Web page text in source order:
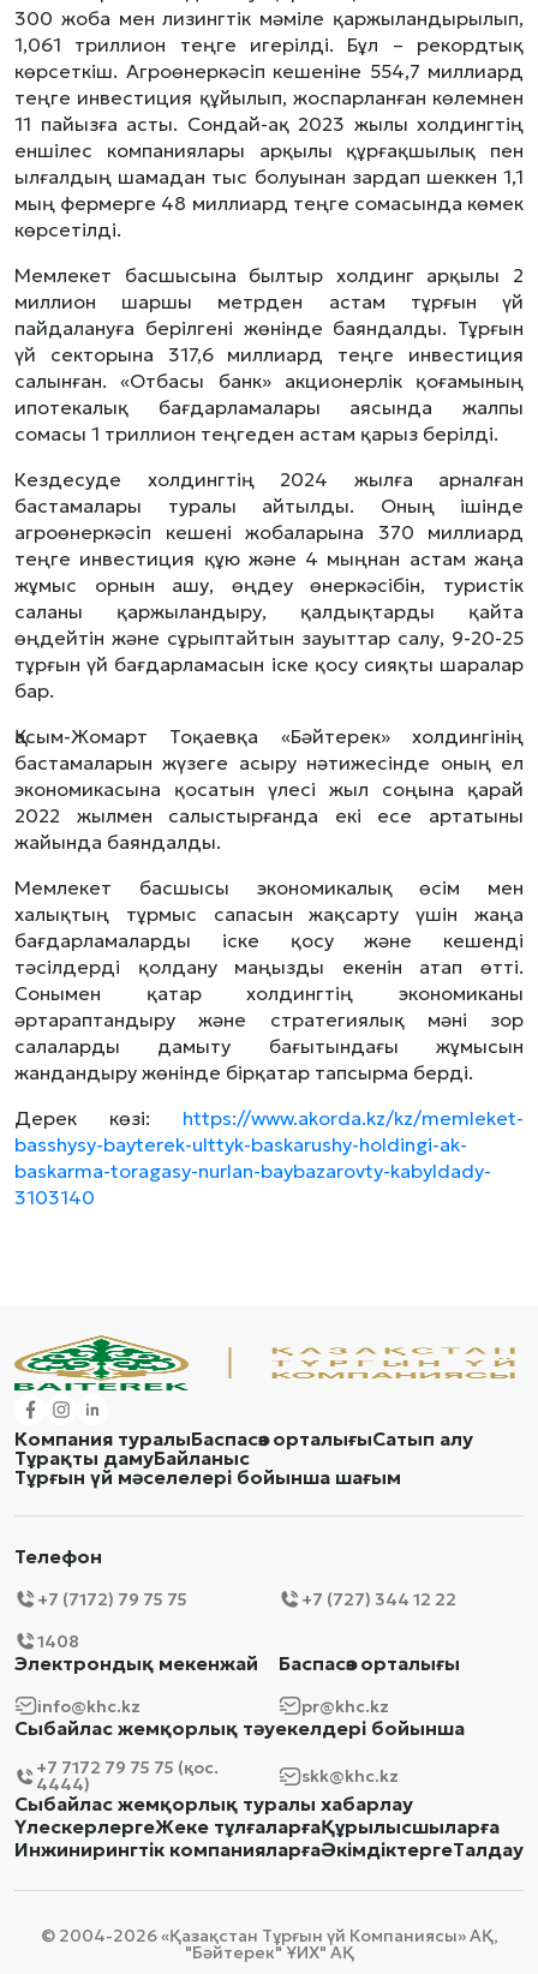
300 жоба мен лизингтік мәміле қаржыландырылып,
1,061 триллион теңге игерілді. Бұл – рекордтық
көрсеткіш. Агроөнеркәсіп кешеніне 554,7 миллиард
теңге инвестиция құйылып, жоспарланған көлемнен
11 пайызға асты. Сондай-ақ 2023 жылы холдингтің
еншілес компаниялары арқылы құрғақшылық пен
ылғалдың шамадан тыс болуынан зардап шеккен 1,1
мың фермерге 48 миллиард теңге сомасында көмек
көрсетілді.
Мемлекет басшысына былтыр холдинг арқылы 2
миллион шаршы метрден астам тұрғын үй
пайдалануға берілгені жөнінде баяндалды. Тұрғын
үй секторына 317,6 миллиард теңге инвестиция
салынған. «Отбасы банк» акционерлік қоғамының
ипотекалық бағдарламалары аясында жалпы
сомасы 1 триллион теңгеден астам қарыз берілді.
Кездесуде холдингтің 2024 жылға арналған
бастамалары туралы айтылды. Оның ішінде
агроөнеркәсіп кешені жобаларына 370 миллиард
теңге инвестиция құю және 4 мыңнан астам жаңа
жұмыс орнын ашу, өңдеу өнеркәсібін, туристік
саланы қаржыландыру, қалдықтарды қайта
өңдейтін және сұрыптайтын зауыттар салу, 9-20-25
тұрғын үй бағдарламасын іске қосу сияқты шаралар
бар.
Қасым-Жомарт Тоқаевқа «Бәйтерек» холдингінің
бастамаларын жүзеге асыру нәтижесінде оның ел
экономикасына қосатын үлесі жыл соңына қарай
2022 жылмен салыстырғанда екі есе артатыны
жайында баяндалды.
Мемлекет басшысы экономикалық өсім мен
халықтың тұрмыс сапасын жақсарту үшін жаңа
бағдарламаларды іске қосу және кешенді
тәсілдерді қолдану маңызды екенін атап өтті.
Сонымен қатар холдингтің экономиканы
әртараптандыру және стратегиялық мәні зор
салаларды дамыту бағытындағы жұмысын
жандандыру жөнінде бірқатар тапсырма берді.
Дерек көзі: https://www.akorda.kz/kz/memleket-
basshysy-bayterek-ulttyk-baskarushy-holdingi-ak-
baskarma-toragasy-nurlan-baybazarovty-kabyldady-
3103140
Компания туралыБаспасөз орталығыСатып алу
Тұрақты дамуБайланыс
Тұрғын үй мәселелері бойынша шағым
Телефон
+7 (7172) 79 75 75
+7 (727) 344 12 22
1408
Электрондық мекенжай
info@khc.kz
Баспасөз орталығы
pr@khc.kz
Сыбайлас жемқорлық тәуекелдері бойынша
+7 7172 79 75 75 (қос.
4444) skk@khc.kz
Сыбайлас жемқорлық туралы хабарлау
ҮлескерлергеЖеке тұлғаларғаҚұрылысшыларға
Инжинирингтік компанияларғаӘкімдіктергеТалдау
© 2004-2026 «Қазақстан Тұрғын үй Компаниясы» АҚ,
"Бәйтерек" ҰИХ" АҚ​